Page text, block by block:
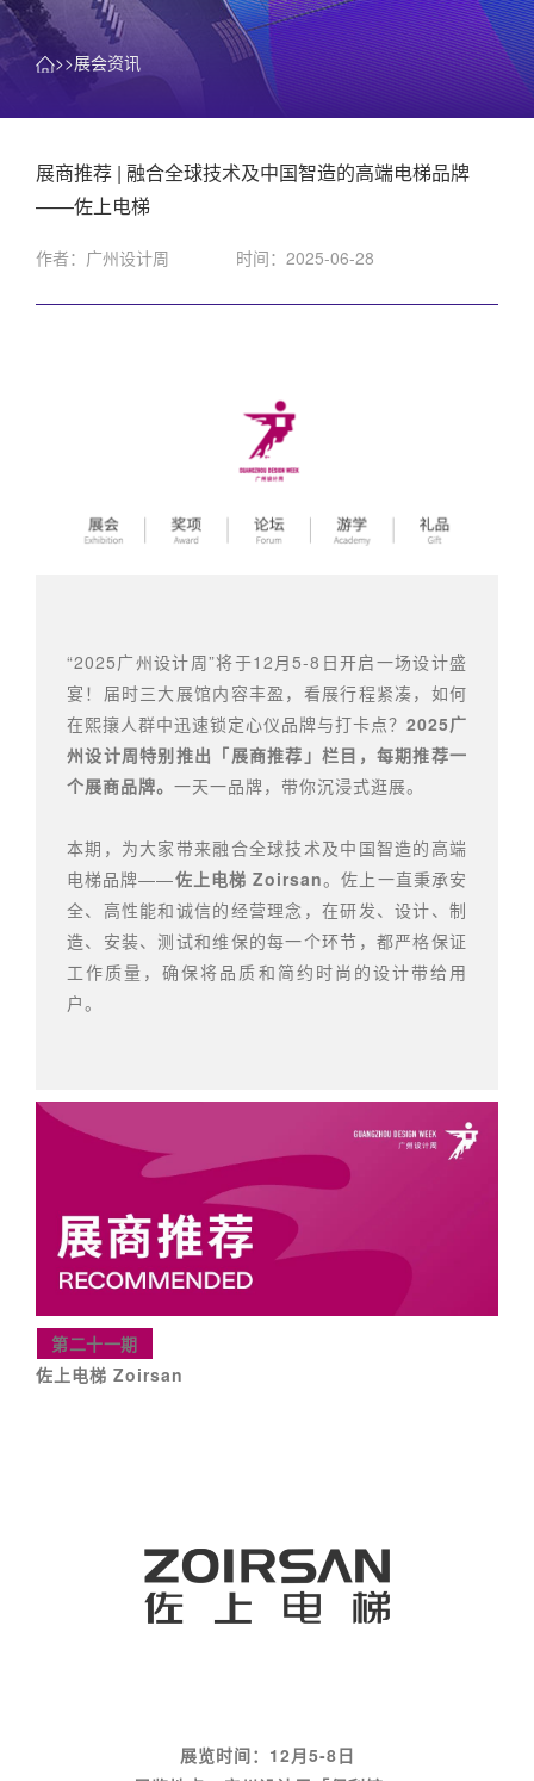
>>展会资讯
展商推荐 | 融合全球技术及中国智造的高端电梯品牌
——佐上电梯
作者：广州设计周 时间：2025-06-28
“2025广州设计周”将于12月5-8日开启一场设计盛
宴！届时三大展馆内容丰盈，看展行程紧凑，如何
在熙攘人群中迅速锁定心仪品牌与打卡点？ 2025广
州设计周特别推出「展商推荐」栏目，每期推荐一
个展商品牌。 一天一品牌，带你沉浸式逛展。
本期，为大家带来融合全球技术及中国智造的高端
电梯品牌——佐上电梯 Zoirsan。佐上一直秉承安
全、高性能和诚信的经营理念，在研发、设计、制
造、安装、测试和维保的每一个环节，都严格保证
工作质量，确保将品质和简约时尚的设计带给用
户。
第二十一期
佐上电梯 Zoirsan
展览时间：12月5-8日